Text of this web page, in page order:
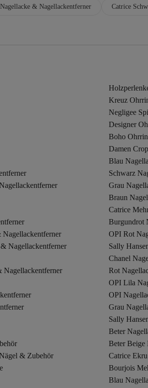
& Nagellackentferner Catrice
Kreuz
Negligee
Designer
Boho
Damen
Blau
Schwarz
Grau
Braun
Catrice
Burgundrot
OPI Rot
Nagellackentferner
Sally
Chanel
Nagellackentferner
Rot
OPI Lila
OPI
Grau
Sally
Beter
Beter Beige
& Zubehör
Catrice
Bourjois
Blau